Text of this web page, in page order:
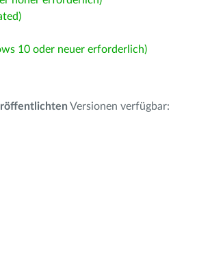
10 oder neuer erforderlich)
Versionen verfügbar: